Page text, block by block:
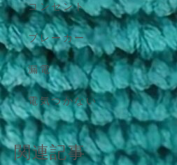
コンセント
ブレーカー
漏電
電気つかない
関連記事